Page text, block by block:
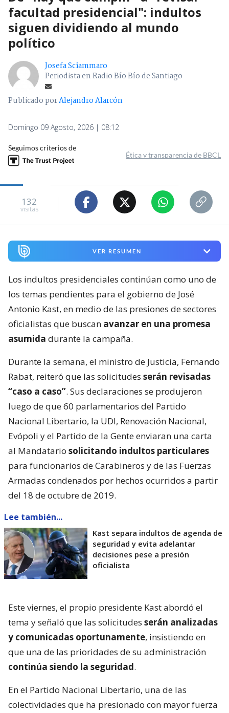
facultad presidencial": indultos
siguen dividiendo al mundo
político
Josefa Sciammaro
Periodista en Radio Bío Bío de Santiago
Publicado porAlejandro Alarcón
Domingo 09 Agosto, 2026 | 08:12
Seguimos criterios de
Ética y transparencia de BBCL
132
visitas
VER RESUMEN
Los indultos presidenciales continúan como uno de
los temas pendientes para el gobierno de José
Antonio Kast, en medio de las presiones de sectores
oficialistas que buscan avanzar en una promesa
asumida durante la campaña.
Durante la semana, el ministro de Justicia, Fernando
Rabat, reiteró que las solicitudes serán revisadas
“caso a caso”. Sus declaraciones se produjeron
luego de que 60 parlamentarios del Partido
Nacional Libertario, la UDI, Renovación Nacional,
Evópoli y el Partido de la Gente enviaran una carta
al Mandatario solicitando indultos particulares
para funcionarios de Carabineros y de las Fuerzas
Armadas condenados por hechos ocurridos a partir
del 18 de octubre de 2019.
Lee también...
Kast separa indultos de agenda de
seguridad y evita adelantar
decisiones pese a presión
oficialista
Este viernes, el propio presidente Kast abordó el
tema y señaló que las solicitudes serán analizadas
y comunicadas oportunamente, insistiendo en
que una de las prioridades de su administración
continúa siendo la seguridad.
En el Partido Nacional Libertario, una de las
colectividades que ha presionado con mayor fuerza